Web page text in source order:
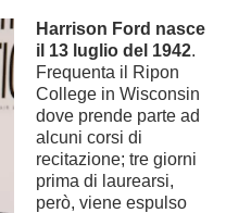
Harrison Ford nasce
il 13 luglio del 1942.
Frequenta il Ripon
College in Wisconsin
dove prende parte ad
alcuni corsi di
recitazione; tre giorni
prima di laurearsi,
però, viene espulso